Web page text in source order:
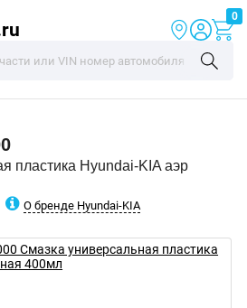
0
пластика Hyundai-KIA аэр
О бренде Hyundai-KIA